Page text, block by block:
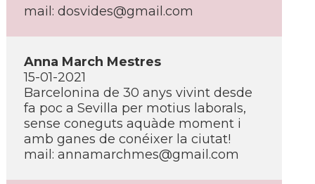
mail: dosvides@gmail.com
Anna March Mestres
15-01-2021
Barcelonina de 30 anys vivint desde
fa poc a Sevilla per motius laborals,
sense coneguts aquàde moment i
amb ganes de conéixer la ciutat!
mail: annamarchmes@gmail.com